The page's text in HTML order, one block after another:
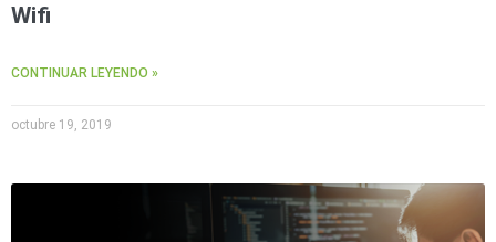
Wifi
CONTINUAR LEYENDO »
octubre 19, 2019